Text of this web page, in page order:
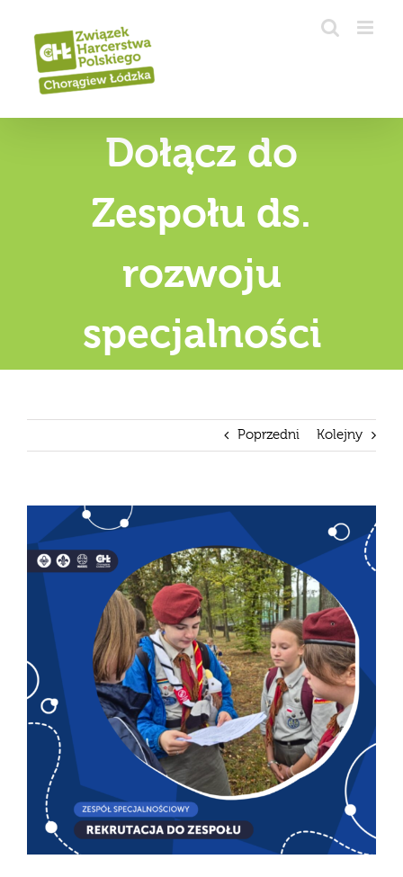
zawartości
Dołącz do
Zespołu ds.
rozwoju
specjalności
Poprzedni Kolejny
większy
obrazek